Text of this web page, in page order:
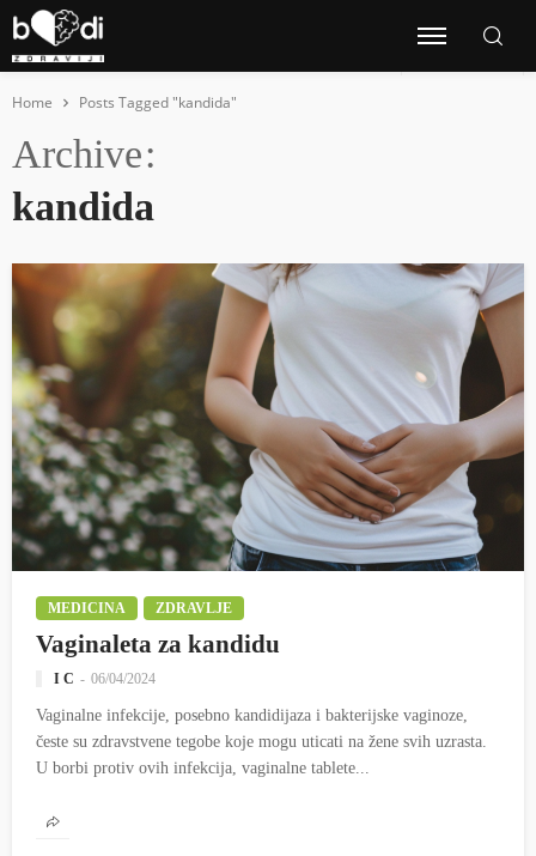
Home Posts Tagged "kandida"
Archive
kandida
MEDICINA ZDRAVLJE
Vaginaleta za kandidu
I C 06/04/2024
Vaginalne infekcije, posebno kandidijaza i bakterijske vaginoze,
česte su zdravstvene tegobe koje mogu uticati na žene svih uzrasta.
U borbi protiv ovih infekcija, vaginalne tablete...